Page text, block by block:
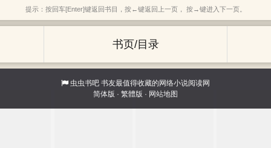
提示：按回车[Enter]键返回书目，按←键返回上一页， 按→键进入下一页。
书页/目录
虫虫书吧 书友最值得收藏的网络小说阅读网
简体版 · 繁體版 · 网站地图